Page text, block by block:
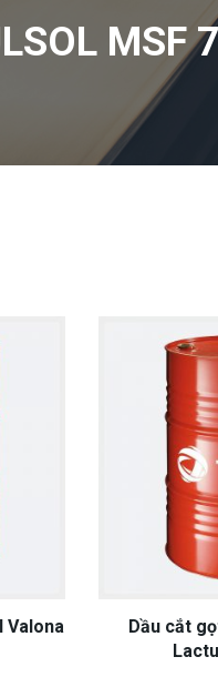
MSF
Valona
Dầu cắt